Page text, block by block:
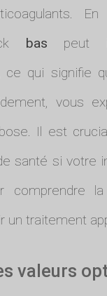
bas peut
ce qui signifie
vous
Il est
santé si votre
comprendre
un traitement
valeurs